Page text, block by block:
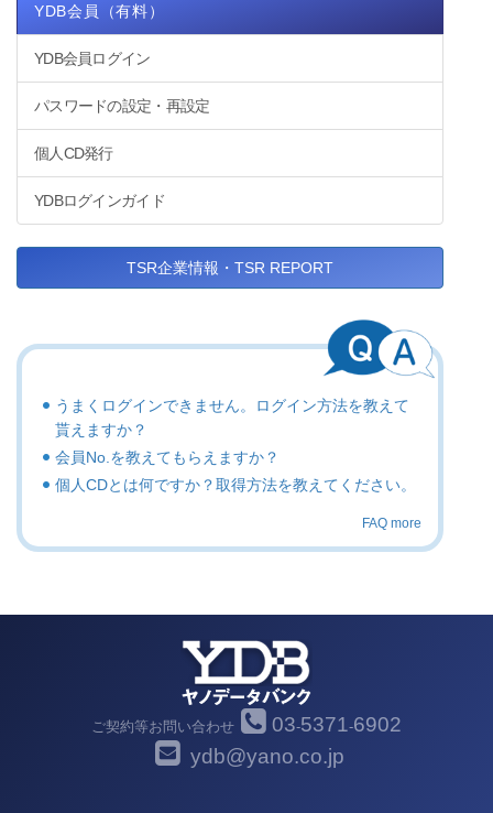
YDB会員（有料）
YDB会員ログイン
パスワードの設定・再設定
個人CD発行
YDBログインガイド
TSR企業情報・TSR REPORT
うまくログインできません。ログイン方法を教えて
貰えますか？
会員No.を教えてもらえますか？
個人CDとは何ですか？取得方法を教えてください。
FAQ more
ご契約等お問い合わせ 03-5371-6902
ydb@yano.co.jp